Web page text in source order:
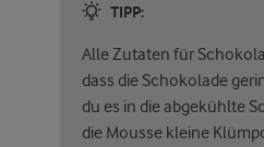
TIPP:
Alle Zutaten für
dass die Schokolade
du es in die abgekühlte
die Mousse kleine